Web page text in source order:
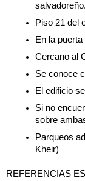
salvadoreño.
Piso 21 del
En la
Cercano al
Se conoce
El edificio
Si no
sobre
Parqueos
Kheir)
REFERENCIAS